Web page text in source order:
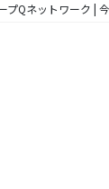
プQネットワーク |